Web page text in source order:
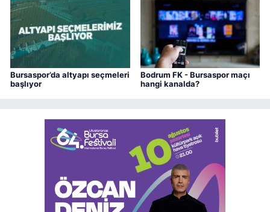
Bursaspor’da altyapı seçmeleri
başlıyor
Bodrum FK - Bursaspor maçı
hangi kanalda?